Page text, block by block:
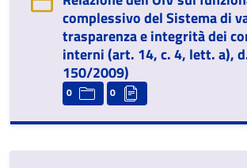
complessivo del Sistema di
trasparenza e integrità dei
interni (art. 14, c. 4, lett. a),
150/2009)
0 0